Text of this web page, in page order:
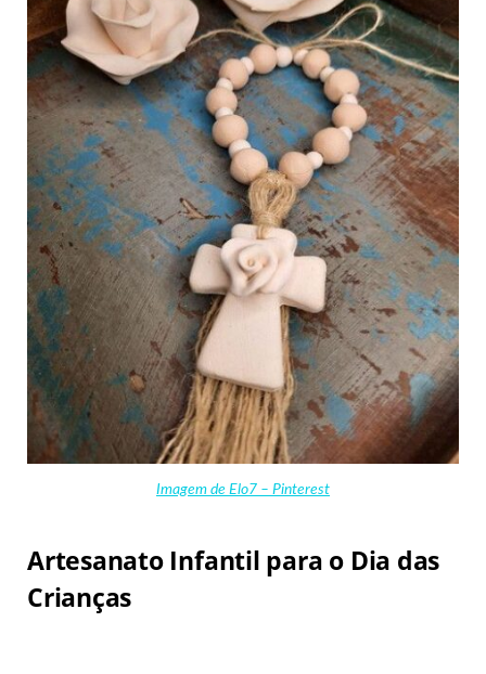
Imagem de Elo7 – Pinterest
Artesanato Infantil para o Dia das
Crianças